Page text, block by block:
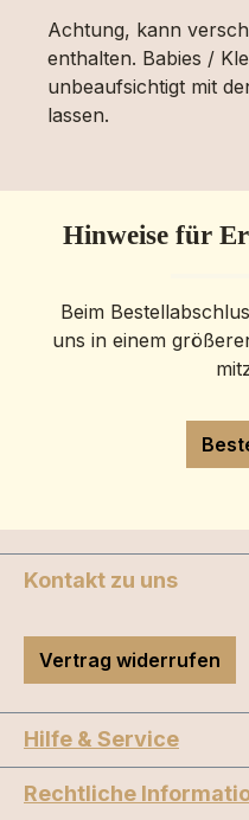
Achtung, kann
enthalten. Babies /
unbeaufsichtigt mit
lassen.
Hinweise für
Beim
uns in einem
Kontakt zu uns
Vertrag widerrufen
Hilfe & Service
Rechtliche